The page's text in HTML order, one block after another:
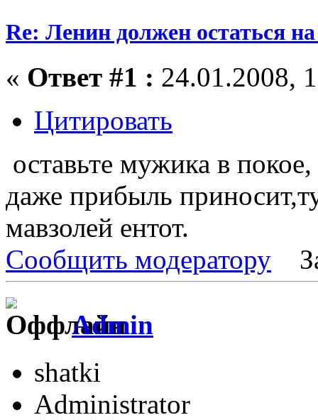
Re: Ленин должен остаться
« Ответ #1 : 24.01.2008,
Цитировать
оставьте мужика в
даже прибыль
мавзолей ентот.
Сообщить модератору
Admin
shatki
Administrator